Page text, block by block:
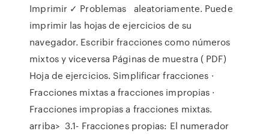
Imprimir ✓ Problemas aleatoriamente. Puede
imprimir las hojas de ejercicios de su
navegador. Escribir fracciones como números
mixtos y viceversa Páginas de muestra ( PDF)
Hoja de ejercicios. Simplificar fracciones ·
Fracciones mixtas a fracciones impropias ·
Fracciones impropias a fracciones mixtas.
arriba> 3.1- Fracciones propias: El numerador